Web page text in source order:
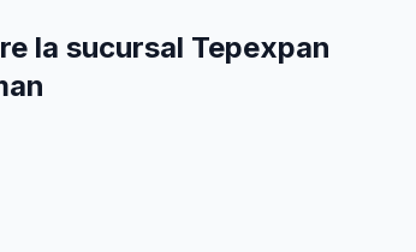
la sucursal Tepexpan